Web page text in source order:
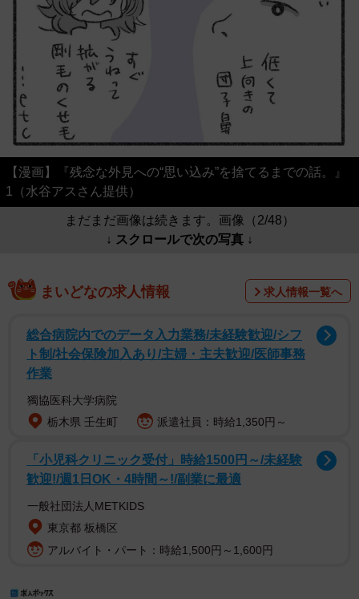
【漫画】『残念な外見への“思い込み”を捨てるまでの話。』
1（水谷アスさん提供）
まだまだ画像は続きます。画像（2/48）
↓ スクロールで次の写真 ↓
まいどなの求人情報 求人情報一覧へ
総合病院内でのデータ入力業務/未経験歓迎/シフ
ト制/社会保険加入あり/主婦・主夫歓迎/医師事務
作業
獨協医科大学病院
栃木県 壬生町
派遣社員：時給1,350円～
「小児科クリニック受付」時給1500円～/未経験
歓迎!/週1日OK・4時間～!/副業に最適
一般社団法人METKIDS
東京都 板橋区
アルバイト・パート：時給1,500円～1,600円